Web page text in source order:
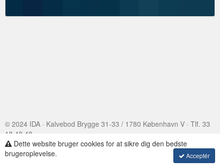
© 2024 IDA · Kalvebod Brygge 31-33 / 1780 København V · Tlf. 33
18 48 48
Assembly Voting
·
Dette website bruger cookies for at sikre dig den bedste
brugeroplevelse.
Acceptér